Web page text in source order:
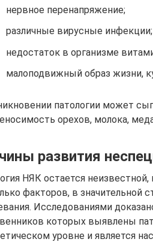
нервное перенапряжение;
различные вирусные инфекции;
недостаток в организме
малоподвижный образ жизни,
патологии может
орехов, молока,
развития
НЯК остается
факторов, в значительной
Исследованиями
которых выявлены
уровне и является